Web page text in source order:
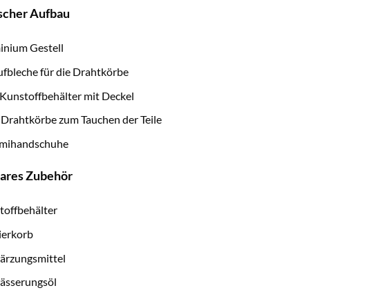
Aufbau
Gestell
für die Drahtkörbe
mit Deckel
zum Tauchen der Teile
Zubehör